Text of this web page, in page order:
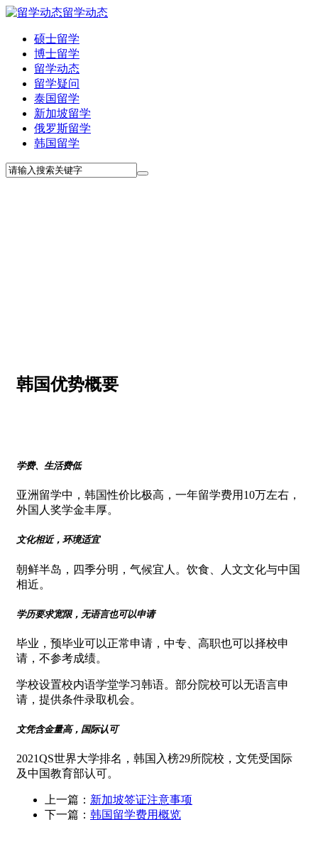
留学动态
硕士留学
博士留学
留学动态
留学疑问
泰国留学
新加坡留学
俄罗斯留学
韩国留学
韩国优势概要
学费、生活费低
亚洲留学中，韩国性价比极高，一年留学费用10万左右，
外国人奖学金丰厚。
文化相近，环境适宜
朝鲜半岛，四季分明，气候宜人。饮食、人文文化与中国
相近。
学历要求宽限，无语言也可以申请
毕业，预毕业可以正常申请，中专、高职也可以择校申
请，不参考成绩。
学校设置校内语学堂学习韩语。部分院校可以无语言申
请，提供条件录取机会。
文凭含金量高，国际认可
2021QS世界大学排名，韩国入榜29所院校，文凭受国际
及中国教育部认可。
上一篇： 新加坡签证注意事项
下一篇： 韩国留学费用概览